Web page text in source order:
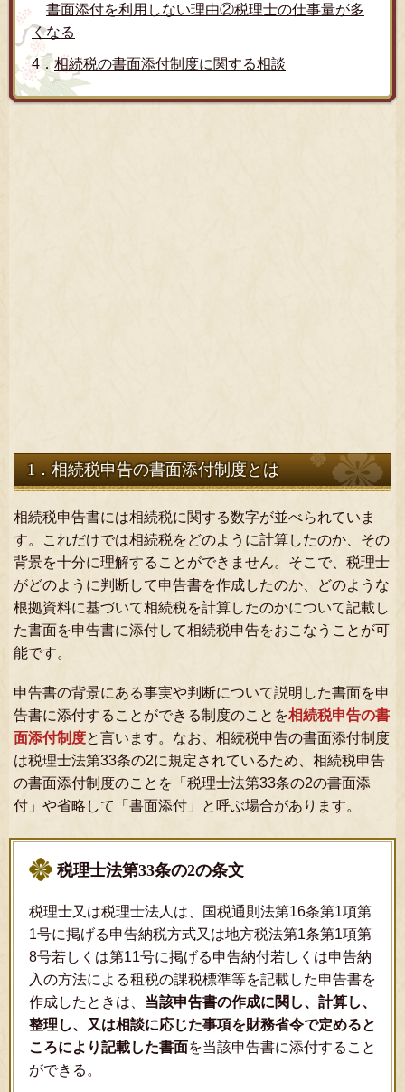
書面添付を利用しない理由②税理士の仕事量が多
くなる
4．相続税の書面添付制度に関する相談
1．相続税申告の書面添付制度とは
相続税申告書には相続税に関する数字が並べられていま
す。これだけでは相続税をどのように計算したのか、その
背景を十分に理解することができません。そこで、税理士
がどのように判断して申告書を作成したのか、どのような
根拠資料に基づいて相続税を計算したのかについて記載し
た書面を申告書に添付して相続税申告をおこなうことが可
能です。
申告書の背景にある事実や判断について説明した書面を申
告書に添付することができる制度のことを相続税申告の書
面添付制度と言います。なお、相続税申告の書面添付制度
は税理士法第33条の2に規定されているため、相続税申告
の書面添付制度のことを「税理士法第33条の2の書面添
付」や省略して「書面添付」と呼ぶ場合があります。
税理士法第33条の2の条文
税理士又は税理士法人は、国税通則法第16条第1項第
1号に掲げる申告納税方式又は地方税法第1条第1項第
8号若しくは第11号に掲げる申告納付若しくは申告納
入の方法による租税の課税標準等を記載した申告書を
作成したときは、 当該申告書の作成に関し、計算し、
整理し、又は相談に応じた事項を財務省令で定めると
ころにより記載した書面を当該申告書に添付すること
ができる。